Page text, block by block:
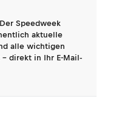
Speedweek
aktuelle
alle wichtigen
- direkt in Ihr E-Mail-